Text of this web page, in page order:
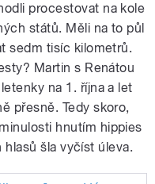
procestovat na kole
států. Měli na to půl
sedm tisíc kilometrů.
Martin s Renátou
na 1. října a let
přesně. Tedy skoro,
hnutím hippies
šla vyčíst úleva.